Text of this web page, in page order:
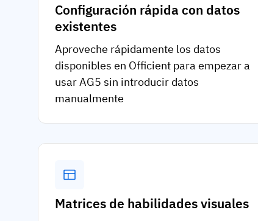
Configuración rápida con datos
existentes
Aproveche rápidamente los datos
disponibles en Officient para empezar a
usar AG5 sin introducir datos
manualmente
Matrices de habilidades visuales